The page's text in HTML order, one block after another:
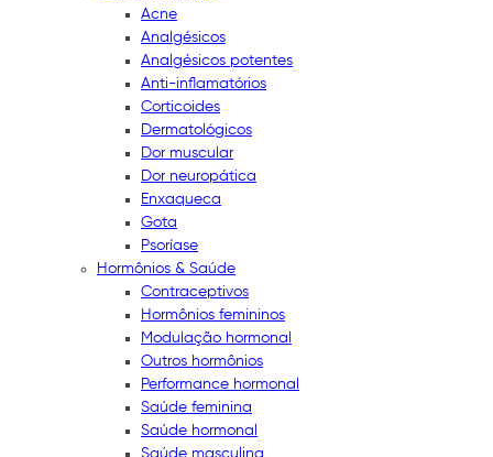
Acne
Analgésicos
Analgésicos potentes
Anti-inflamatórios
Corticoides
Dermatológicos
Dor muscular
Dor neuropática
Enxaqueca
Gota
Psoríase
Hormônios & Saúde
Contraceptivos
Hormônios femininos
Modulação hormonal
Outros hormônios
Performance hormonal
Saúde feminina
Saúde hormonal
Saúde masculina